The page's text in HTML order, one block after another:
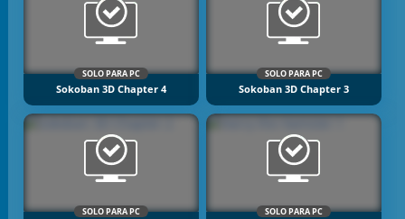
SOLO PARA PC
Sokoban 3D Chapter 4
SOLO PARA PC
Sokoban 3D Chapter 3
SOLO PARA PC SOLO PARA PC